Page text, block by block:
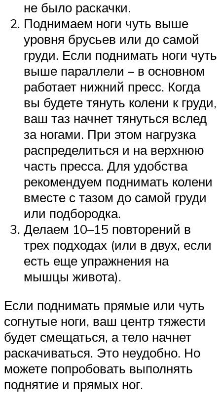
не было раскачки.
Поднимаем ноги чуть выше
уровня брусьев или до самой
груди. Если поднимать ноги чуть
выше параллели – в основном
работает нижний пресс. Когда
вы будете тянуть колени к груди,
ваш таз начнет тянуться вслед
за ногами. При этом нагрузка
распределиться и на верхнюю
часть пресса. Для удобства
рекомендуем поднимать колени
вместе с тазом до самой груди
или подбородка.
Делаем 10–15 повторений в
трех подходах (или в двух, если
есть еще упражнения на
мышцы живота).
Если поднимать прямые или чуть
согнутые ноги, ваш центр тяжести
будет смещаться, а тело начнет
раскачиваться. Это неудобно. Но
можете попробовать выполнять
поднятие и прямых ног.